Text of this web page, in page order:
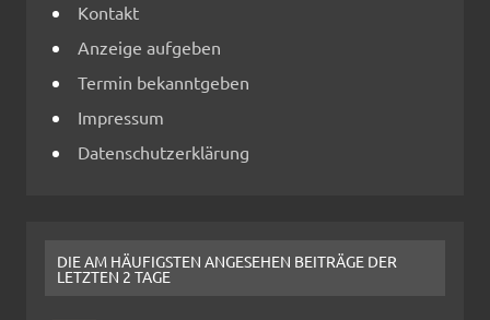
Kontakt
Anzeige aufgeben
Termin bekanntgeben
Impressum
Datenschutzerklärung
DIE AM HÄUFIGSTEN ANGESEHEN BEITRÄGE DER
LETZTEN 2 TAGE